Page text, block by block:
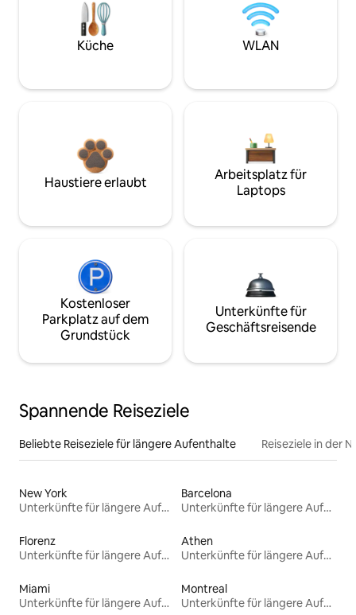
Küche WLAN
Haustiere erlaubt
Arbeitsplatz für
Laptops
Kostenloser
Parkplatz auf dem
Grundstück
Unterkünfte für
Geschäftsreisende
Spannende Reiseziele
Beliebte Reiseziele für längere Aufenthalte Reiseziele in der
New York
Unterkünfte für längere Aufenthalte
Barcelona
Unterkünfte für längere Aufenthalte
Florenz
Unterkünfte für längere Aufenthalte
Athen
Unterkünfte für längere Aufenthalte
Miami
Unterkünfte für längere Aufenthalte
Montreal
Unterkünfte für längere Aufenthalte